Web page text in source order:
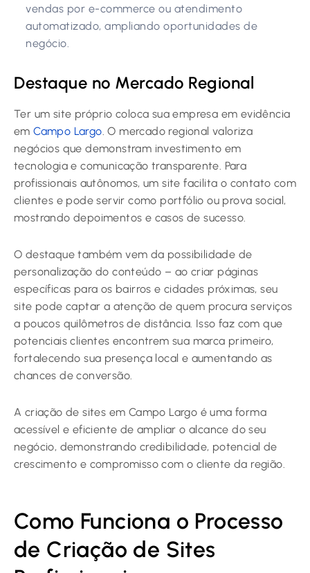
vendas por e-commerce ou atendimento
automatizado, ampliando oportunidades de
negócio.
Destaque no Mercado Regional
Ter um site próprio coloca sua empresa em evidência
emCampo Largo . O mercado regional valoriza
negócios que demonstram investimento em
tecnologia e comunicação transparente. Para
profissionais autônomos, um site facilita o contato com
clientes e pode servir como portfólio ou prova social,
mostrando depoimentos e casos de sucesso.
O destaque também vem da possibilidade de
personalização do conteúdo – ao criar páginas
específicas para os bairros e cidades próximas, seu
site pode captar a atenção de quem procura serviços
a poucos quilômetros de distância. Isso faz com que
potenciais clientes encontrem sua marca primeiro,
fortalecendo sua presença local e aumentando as
chances de conversão.
A criação de sites em Campo Largo é uma forma
acessível e eficiente de ampliar o alcance do seu
negócio, demonstrando credibilidade, potencial de
crescimento e compromisso com o cliente da região.
Como Funciona o Processo
de Criação de Sites